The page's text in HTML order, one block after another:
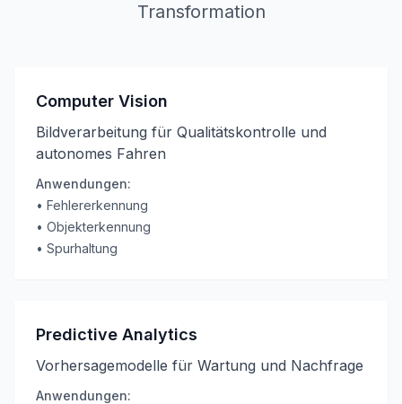
Transformation
Computer Vision
Bildverarbeitung für Qualitätskontrolle und
autonomes Fahren
Anwendungen:
• Fehlererkennung
• Objekterkennung
• Spurhaltung
Predictive Analytics
Vorhersagemodelle für Wartung und Nachfrage
Anwendungen: